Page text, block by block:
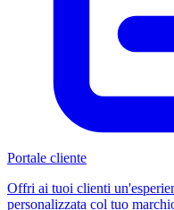
Portale cliente
Offri ai tuoi clienti
personalizzata col tuo